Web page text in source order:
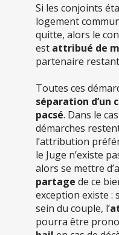
Si les conjoints
logement
quitte, alors le
est attribué de
partenaire
Toutes ces
séparation d’un
pacsé. Dans le
démarches
l’attribution
le Juge n’existe
alors se mettre
partage de ce
exception existe :
sein du couple, l’
pourra être